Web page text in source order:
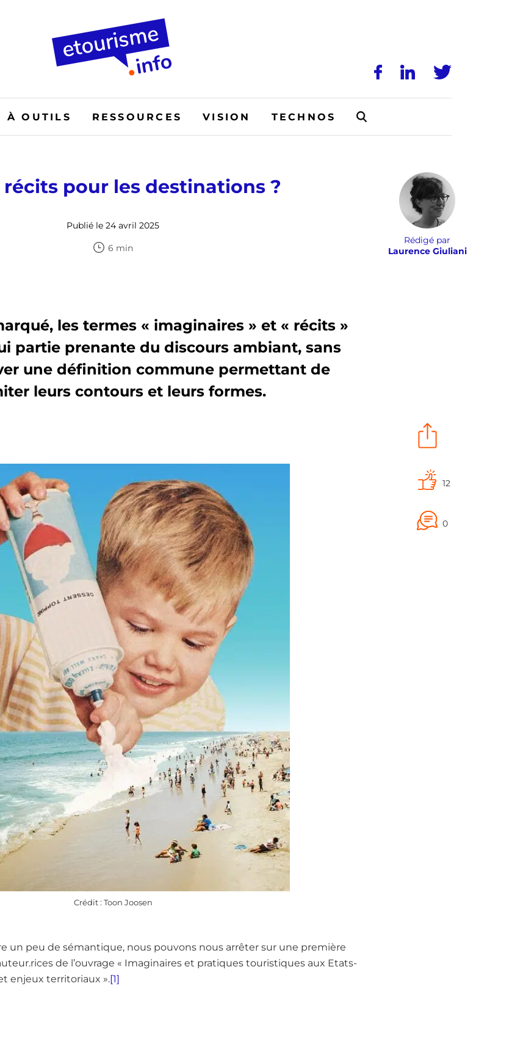
À OUTILS RESSOURCES VISION TECHNOS
récits pour les destinations ?
Publié le 24 avril 2025
6 min
Rédigé par
Laurence Giuliani
12
0
les termes « imaginaires » et « récits »
partie prenante du discours ambiant, sans
une définition commune permettant de
leurs contours et leurs formes.
Crédit : Toon Joosen
un peu de sémantique, nous pouvons nous arrêter sur une première
de l’ouvrage « Imaginaires et pratiques touristiques aux Etats-
enjeux territoriaux ».[1]